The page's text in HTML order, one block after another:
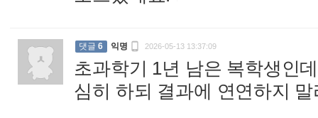
댓글 6 익명  2026-05-13 13:37:09
초과학기 1년 남은 복학생인
심히 하되 결과에 연연하지